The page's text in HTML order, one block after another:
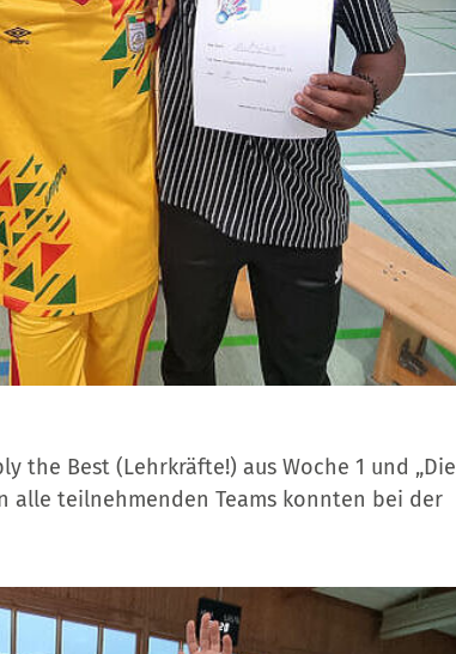
the Best (Lehrkräfte!) aus Woche 1 und „Die
alle teilnehmenden Teams konnten bei der